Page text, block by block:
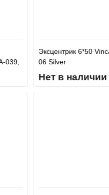
039,
Эксцентрик 6*50
06 Silver
Нет в наличии